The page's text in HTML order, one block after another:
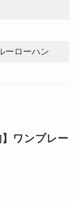
ーローハン
ワンプレー